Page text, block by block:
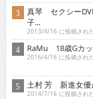
真琴 セクシー
子...
2013/4/16 に投稿され
RaMu 18歳Gカッ
2016/4/16 に投稿され
土村 芳 新進女優
2014/7/16 に投稿され